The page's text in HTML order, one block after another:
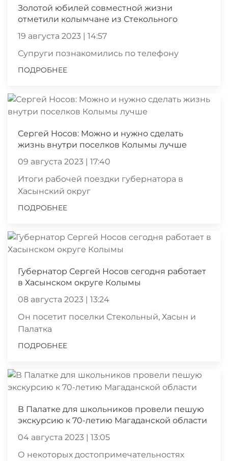
Золотой юбилей совместной жизни
отметили колымчане из Стекольного
19 августа 2023 | 14:57
Супруги познакомились по телефону
ПОДРОБНЕЕ
Сергей Носов: Можно и нужно сделать
жизнь внутри поселков Колымы лучше
09 августа 2023 | 17:40
Итоги рабочей поездки губернатора в
Хасынский округ
ПОДРОБНЕЕ
Губернатор Сергей Носов сегодня работает
в Хасынском округе Колымы
08 августа 2023 | 13:24
Он посетит поселки Стекольный, Хасын и
Палатка
ПОДРОБНЕЕ
В Палатке для школьников провели пешую
экскурсию к 70-летию Магаданской области
04 августа 2023 | 13:05
О некоторых достопримечательностях